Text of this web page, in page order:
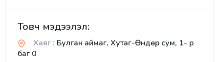
Товч мэдээлэл:
Хаяг : Булган аймаг, Хутаг-Өндөр сум, 1- р
баг 0